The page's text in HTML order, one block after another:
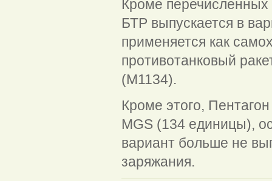
Кроме
БТР выпускается в
применяется как
противотанковый
(M1134).
Кроме этого,
MGS (134 единицы),
вариант больше не
заряжания.